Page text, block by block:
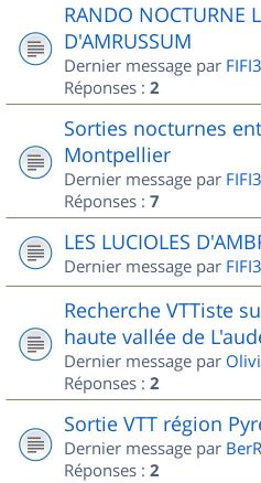
RANDO NOCTURNE
D'AMRUSSUM
Dernier message par
Réponses : 2
Sorties nocturnes
Montpellier
Dernier message par
Réponses : 7
LES LUCIOLES
Dernier message par
Recherche VTTiste
haute vallée de
Dernier message par
Réponses : 2
Sortie VTT région
Dernier message par
Réponses : 2